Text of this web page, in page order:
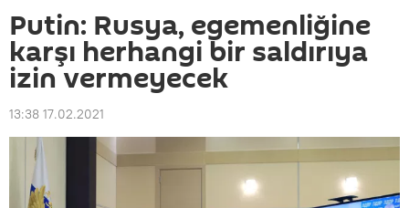
Putin: Rusya, egemenliğine
karşı herhangi bir saldırıya
izin vermeyecek
13:38 17.02.2021